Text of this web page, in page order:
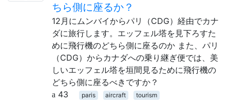
ちら側に座るか？
12月にムンバイからパリ（CDG）経由でカナ
ダに旅行します。エッフェル塔を見下ろすた
めに飛行機のどちら側に座るのか また、パリ
（CDG）からカナダへの乗り継ぎ便では、美
しいエッフェル塔を垣間見るために飛行機の
どちら側に座るべきですか？
43
paris aircraft tourism